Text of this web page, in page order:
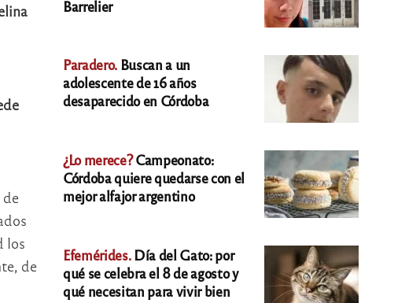
de
los
de
Barrelier
Paradero. Buscan a un
adolescente de 16 años
desaparecido en Córdoba
¿Lo merece?Campeonato:
Córdoba quiere quedarse con el
mejor alfajor argentino
Efemérides.Día del Gato: por
qué se celebra el 8 de agosto y
qué necesitan para vivir bien